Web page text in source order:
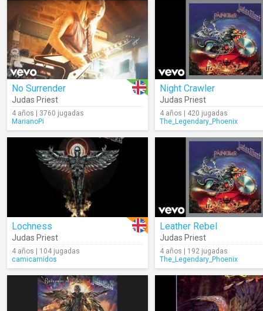
No Surrender
Judas Priest
4 años | 3760 jugadas
MarianoPi
Night Crawler
Judas Priest
4 años | 420 jugadas
The_Legendary_Phoenix
Lochness
Judas Priest
4 años | 104 jugadas
camicamidos
Leather Rebel
Judas Priest
4 años | 192 jugadas
The_Legendary_Phoenix